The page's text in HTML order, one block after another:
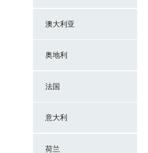
澳大利亚
奥地利
法国
意大利
荷兰